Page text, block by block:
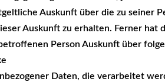
Auskunft über die zu seiner
Auskunft zu erhalten. Ferner hat
Person Auskunft über
Daten, die verarbeitet